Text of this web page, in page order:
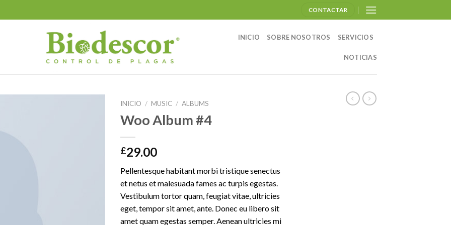
CONTACTAR
INICIO SOBRE NOSOTROS SERVICIOS
NOTICIAS
INICIO / MUSIC / ALBUMS
Woo Album #4
£29.00
Pellentesque habitant morbi tristique senectus
et netus et malesuada fames ac turpis egestas.
Vestibulum tortor quam, feugiat vitae, ultricies
eget, tempor sit amet, ante. Donec eu libero sit
amet quam egestas semper. Aenean ultricies mi